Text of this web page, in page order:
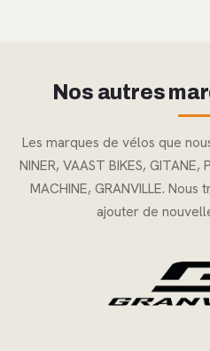
Nos autres
Les marques de vélos que
NINER, VAAST BIKES, GITANE,
MACHINE, GRANVILLE.
ajouter de